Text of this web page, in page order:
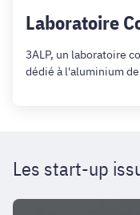
Laboratoire
3ALP, un laboratoire
dédié à l'aluminium
Les start-up